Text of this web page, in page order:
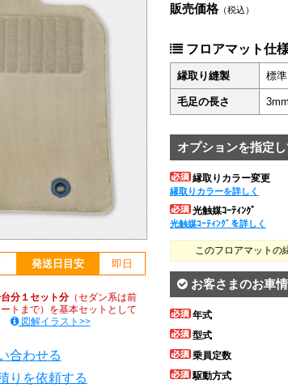
発送日目安 即日
分１セット分（セダン系は前
トまで）を基本セットとして
図解イラスト>>
合わせる
りを依頼する
販売価格（税込）
フロアマット仕
縁取り縫製 標準
毛足の長さ 3mm
オプションを指定し
縁取りカラー変更
縁取りカラーを詳しく
光触媒ｺｰﾃｨﾝｸﾞ
光触媒ｺｰﾃｨﾝｸﾞを詳しく
このフロアマットの
お客さまのお車
年式
型式
乗員定数
駆動方式